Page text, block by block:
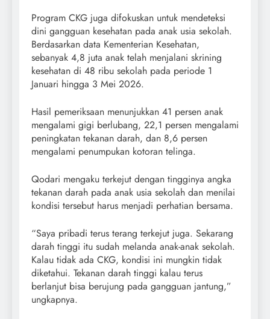
Program CKG juga difokuskan untuk mendeteksi
dini gangguan kesehatan pada anak usia sekolah.
Berdasarkan data Kementerian Kesehatan,
sebanyak 4,8 juta anak telah menjalani skrining
kesehatan di 48 ribu sekolah pada periode 1
Januari hingga 3 Mei 2026.
Hasil pemeriksaan menunjukkan 41 persen anak
mengalami gigi berlubang, 22,1 persen mengalami
peningkatan tekanan darah, dan 8,6 persen
mengalami penumpukan kotoran telinga.
Qodari mengaku terkejut dengan tingginya angka
tekanan darah pada anak usia sekolah dan menilai
kondisi tersebut harus menjadi perhatian bersama.
“Saya pribadi terus terang terkejut juga. Sekarang
darah tinggi itu sudah melanda anak-anak sekolah.
Kalau tidak ada CKG, kondisi ini mungkin tidak
diketahui. Tekanan darah tinggi kalau terus
berlanjut bisa berujung pada gangguan jantung,”
ungkapnya.